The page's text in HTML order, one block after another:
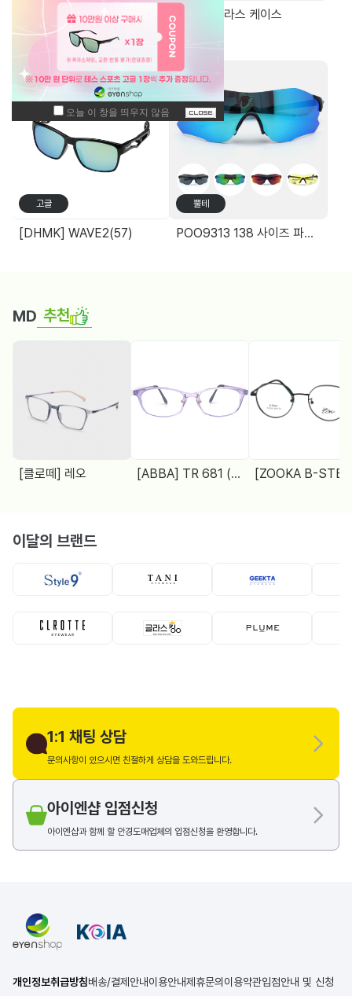
EVA 선글라스 케이스
주간 최고 매출 상품
고글
[DHMK] WAVE2(57)
뿔테
POO9313 138 사이즈 파토스 선글라스
MD 추천
뿔테
[클로떼] 레오
뿔테
[ABBA] TR 681 (48□18 138)
이달의 브랜드
1:1 채팅 상담
문의사항이 있으시면 친절하게 상담을 도와드립니다.
아이엔샵 입점신청
아이엔샵과 함께 할 안경도매업체의 입점신청을 환영합니다.
개인정보취급방침배송/결제안내이용안내제휴문의 이용약관입점안내 및 신청